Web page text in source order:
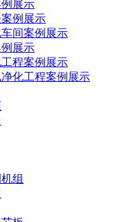
展示
例展示
间案例展示
展示
程案例展示
化工程案例展示
组